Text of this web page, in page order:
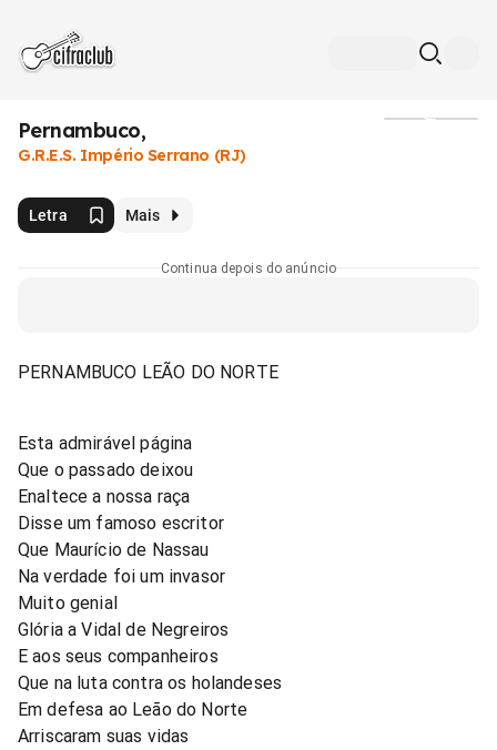
Pernambuco,
G.R.E.S. Império Serrano (RJ)
Letra Mais
Continua depois do anúncio
PERNAMBUCO LEÃO DO NORTE
Esta admirável página
Que o passado deixou
Enaltece a nossa raça
Disse um famoso escritor
Que Maurício de Nassau
Na verdade foi um invasor
Muito genial
Glória a Vidal de Negreiros
E aos seus companheiros
Que na luta contra os holandeses
Em defesa ao Leão do Norte
Arriscaram suas vidas